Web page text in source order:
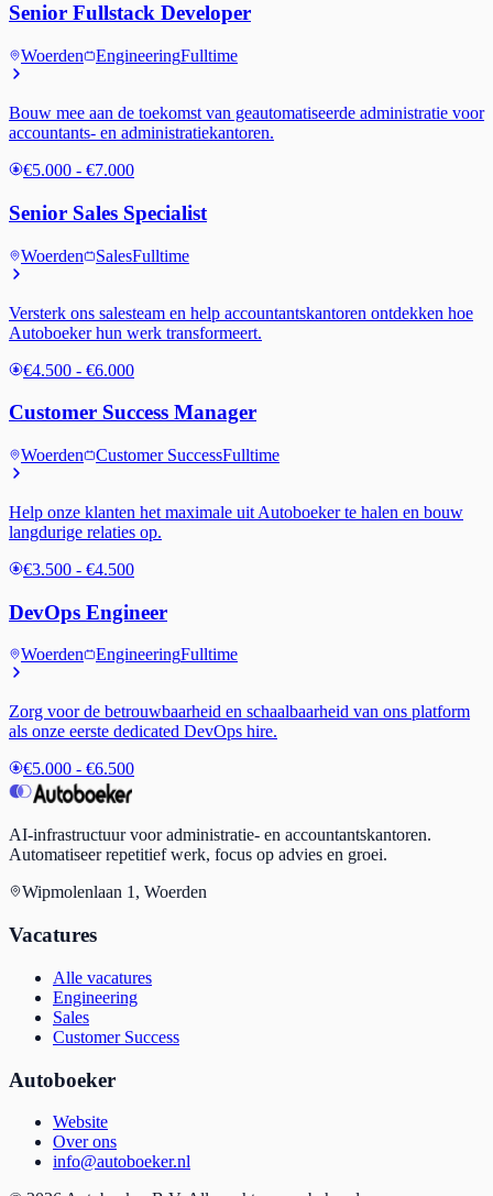
Senior Fullstack Developer
Woerden EngineeringFulltime
Bouw mee aan de toekomst van geautomatiseerde administratie voor
accountants- en administratiekantoren.
€5.000 - €7.000
Senior Sales Specialist
Woerden SalesFulltime
Versterk ons salesteam en help accountantskantoren ontdekken hoe
Autoboeker hun werk transformeert.
€4.500 - €6.000
Customer Success Manager
Woerden Customer SuccessFulltime
Help onze klanten het maximale uit Autoboeker te halen en bouw
langdurige relaties op.
€3.500 - €4.500
DevOps Engineer
Woerden EngineeringFulltime
Zorg voor de betrouwbaarheid en schaalbaarheid van ons platform
als onze eerste dedicated DevOps hire.
€5.000 - €6.500
AI-infrastructuur voor administratie- en accountantskantoren.
Automatiseer repetitief werk, focus op advies en groei.
Wipmolenlaan 1, Woerden
Vacatures
Alle vacatures
Engineering
Sales
Customer Success
Autoboeker
Website
Over ons
info@autoboeker.nl